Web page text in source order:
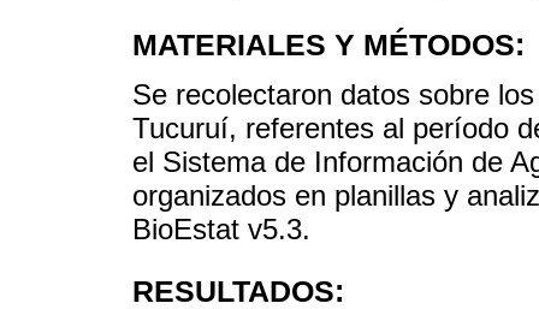
MATERIALES Y MÉTODOS:
Se recolectaron datos sobre
Tucuruí, referentes al período
el Sistema de Información de
organizados en planillas y
BioEstat v5.3.
RESULTADOS: